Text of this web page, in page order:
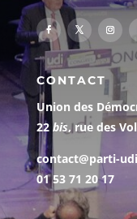
CONTACT
Union des
22 bis, rue des
contact@parti-
01 53 71 20 17